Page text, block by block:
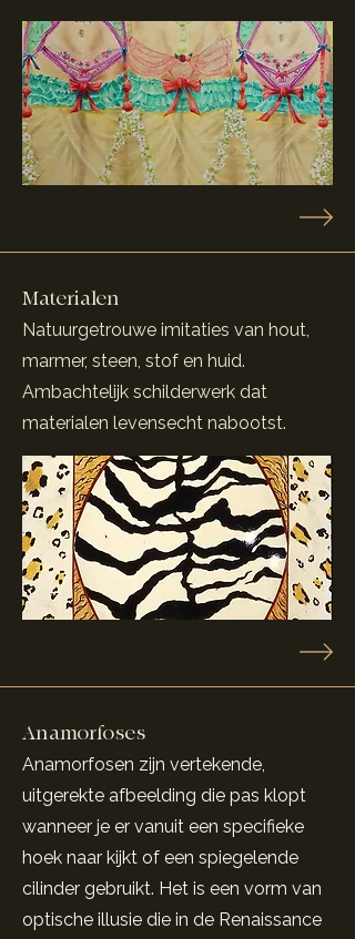
Materialen
Natuurgetrouwe imitaties van hout,
marmer, steen, stof en huid.
Ambachtelijk schilderwerk dat
materialen levensecht nabootst.
Anamorfoses
Anamorfosen zijn vertekende,
uitgerekte afbeelding die pas klopt
wanneer je er vanuit een specifieke
hoek naar kijkt of een spiegelende
cilinder gebruikt. Het is een vorm van
optische illusie die in de Renaissance